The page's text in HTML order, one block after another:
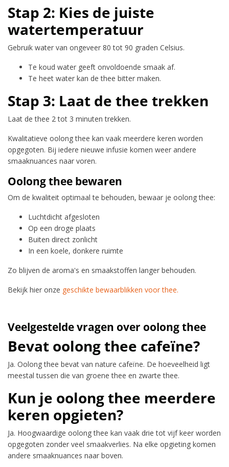
Stap 2: Kies de juiste
watertemperatuur
Gebruik water van ongeveer 80 tot 90 graden Celsius.
Te koud water geeft onvoldoende smaak af.
Te heet water kan de thee bitter maken.
Stap 3: Laat de thee trekken
Laat de thee 2 tot 3 minuten trekken.
Kwalitatieve oolong thee kan vaak meerdere keren worden
opgegoten. Bij iedere nieuwe infusie komen weer andere
smaaknuances naar voren.
Oolong thee bewaren
Om de kwaliteit optimaal te behouden, bewaar je oolong thee:
Luchtdicht afgesloten
Op een droge plaats
Buiten direct zonlicht
In een koele, donkere ruimte
Zo blijven de aroma's en smaakstoffen langer behouden.
Bekijk hier onze geschikte bewaarblikken voor thee.
Veelgestelde vragen over oolong thee
Bevat oolong thee cafeïne?
Ja. Oolong thee bevat van nature cafeïne. De hoeveelheid ligt
meestal tussen die van groene thee en zwarte thee.
Kun je oolong thee meerdere
keren opgieten?
Ja. Hoogwaardige oolong thee kan vaak drie tot vijf keer worden
opgegoten zonder veel smaakverlies. Na elke opgieting komen
andere smaaknuances naar boven.